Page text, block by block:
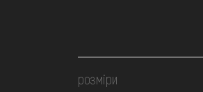
розміри